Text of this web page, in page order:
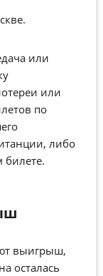
или
или
по
либо
билете.
выигрыш,
осталась